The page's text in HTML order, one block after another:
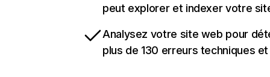
peut explorer et indexer votre
Analysez votre site web pour
plus de 130 erreurs techniques et